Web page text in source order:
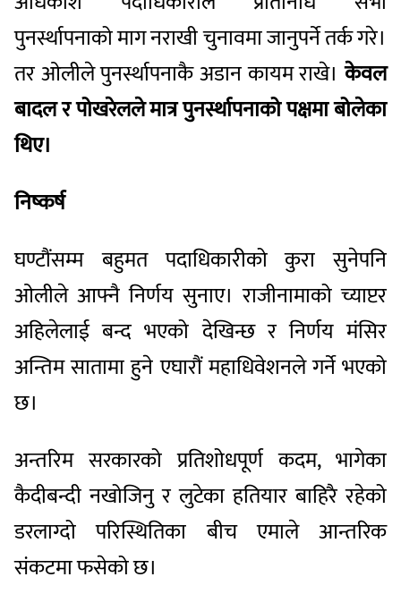
पुनर्स्थापनाको माग नराखी चुनावमा जानुपर्ने तर्क गरे।
तर ओलीले पुनर्स्थापनाकै अडान कायम राखे।केवल
बादल र पोखरेलले मात्र पुनर्स्थापनाको पक्षमा बोलेका
थिए।
निष्कर्ष
घण्टौंसम्म बहुमत पदाधिकारीको कुरा सुनेपनि
ओलीले आफ्नै निर्णय सुनाए। राजीनामाको च्याप्टर
अहिलेलाई बन्द भएको देखिन्छ र निर्णय मंसिर
अन्तिम सातामा हुने एघारौं महाधिवेशनले गर्ने भएको
छ।
अन्तरिम सरकारको प्रतिशोधपूर्ण कदम, भागेका
कैदीबन्दी नखोजिनु र लुटेका हतियार बाहिरै रहेको
डरलाग्दो परिस्थितिका बीच एमाले आन्तरिक
संकटमा फसेको छ।